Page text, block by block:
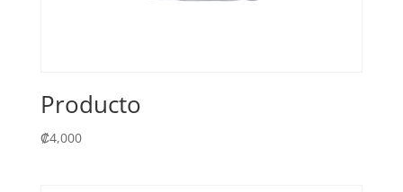
Producto
₡4,000